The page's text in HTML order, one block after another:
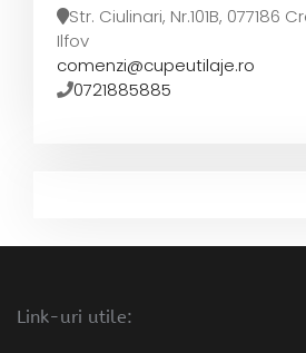
Str. Ciulinari, Nr.101B, 077186
Ilfov
comenzi@cupeutilaje.ro
0721885885
Link-uri utile: